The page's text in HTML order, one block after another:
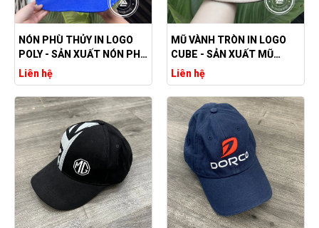
NÓN PHÙ THỦY IN LOGO
POLY - SẢN XUẤT NÓN PHÙ
THỦY THEO YÊU CẦU
Liên hệ
MŨ VÀNH TRÒN IN LOGO
CUBE - SẢN XUẤT MŨ
VÀNH THEO YÊU CẦU GIÁ
RẺ
Liên hệ